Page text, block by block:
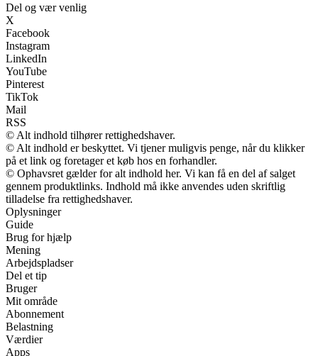
Del og vær venlig
X
Facebook
Instagram
LinkedIn
YouTube
Pinterest
TikTok
Mail
RSS
© Alt indhold tilhører rettighedshaver.
© Alt indhold er beskyttet. Vi tjener muligvis penge, når du klikker
på et link og foretager et køb hos en forhandler.
© Ophavsret gælder for alt indhold her. Vi kan få en del af salget
gennem produktlinks. Indhold må ikke anvendes uden skriftlig
tilladelse fra rettighedshaver.
Oplysninger
Guide
Brug for hjælp
Mening
Arbejdspladser
Del et tip
Bruger
Mit område
Abonnement
Belastning
Værdier
Apps